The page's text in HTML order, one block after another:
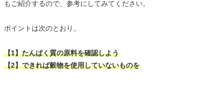
もご紹介するので、参考にしてみてください。
ポイントは次のとおり。
【1】たんぱく質の原料を確認しよう
【2】できれば穀物を使用していないものを